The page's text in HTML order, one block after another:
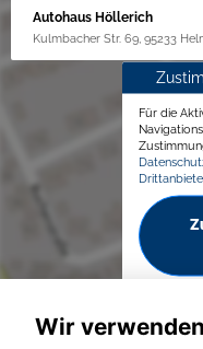
Autohaus Höllerich
Kulmbacher Str. 69, 95233
Für die
Wir